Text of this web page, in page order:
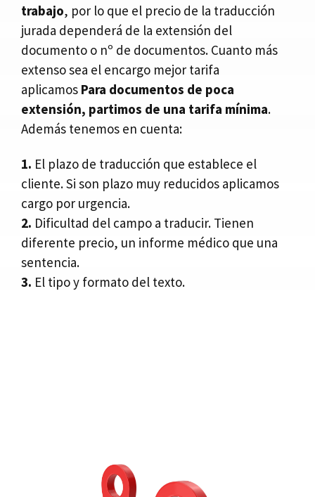
trabajo, por lo que el precio de la traducción
jurada dependerá de la extensión del
documento o nº de documentos. Cuanto más
extenso sea el encargo mejor tarifa
aplicamos Para documentos de poca
extensión, partimos de una tarifa mínima.
Además tenemos en cuenta:
1. El plazo de traducción que establece el
cliente. Si son plazo muy reducidos aplicamos
cargo por urgencia.
2. Dificultad del campo a traducir. Tienen
diferente precio, un informe médico que una
sentencia.
3. El tipo y formato del texto.